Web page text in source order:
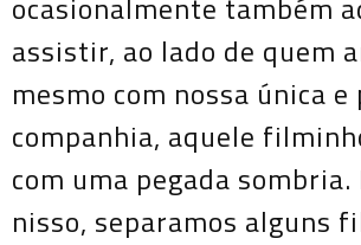
ocasionalmente também
assistir, ao lado de quem
mesmo com nossa única
companhia, aquele
com uma pegada sombria.
nisso, separamos alguns